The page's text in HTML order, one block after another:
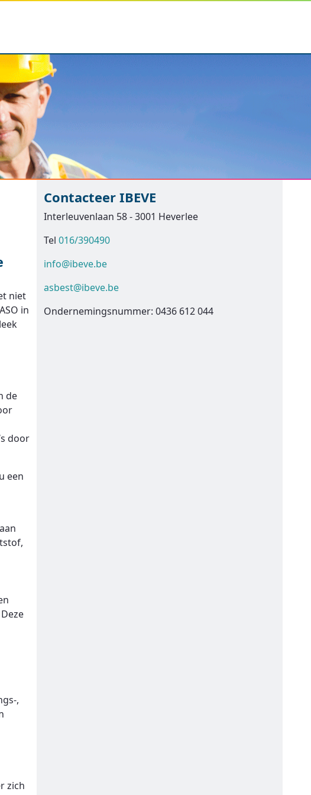
niet
in
de
door
een
,
zich
Contacteer IBEVE
Interleuvenlaan 58 - 3001 Heverlee
Tel 016/390490
info@ibeve.be
asbest@ibeve.be
Ondernemingsnummer: 0436 612 044